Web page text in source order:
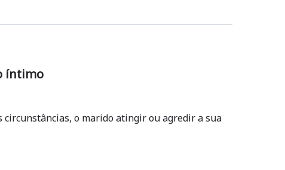
íntimo
o marido atingir ou agredir a sua